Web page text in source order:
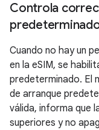
Controla
Cuando no hay un
en la eSIM, se
predeterminado. El
de arranque
válida, informa que
superiores y no